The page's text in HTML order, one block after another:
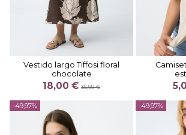
Vestido largo Tiffosi floral
chocolate
18,00 €35,99 €
-49,97% -49,97%